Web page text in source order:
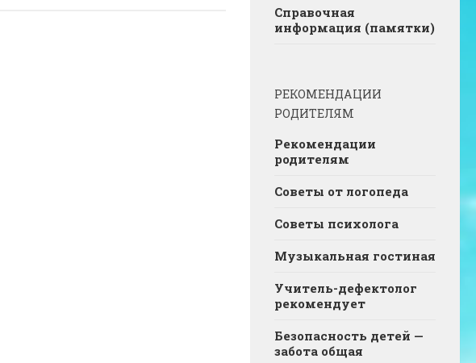
Справочная
информация (памятки)
РЕКОМЕНДАЦИИ
РОДИТЕЛЯМ
Рекомендации
родителям
Советы от логопеда
Советы психолога
Музыкальная гостиная
Учитель-дефектолог
рекомендует
Безопасность детей —
забота общая